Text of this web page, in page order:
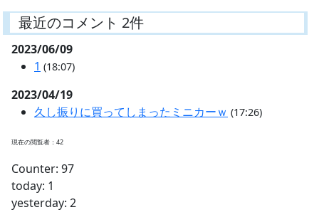
最近のコメント 2件
2023/06/09
1 (18:07)
2023/04/19
久し振りに買ってしまったミニカーｗ (17:26)
現在の閲覧者：42
Counter: 97
today: 1
yesterday: 2